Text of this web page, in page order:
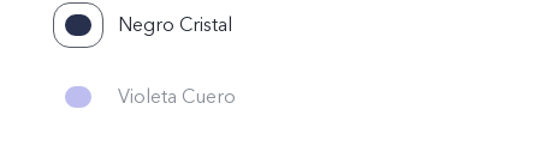
Negro Cristal
Violeta Cuero